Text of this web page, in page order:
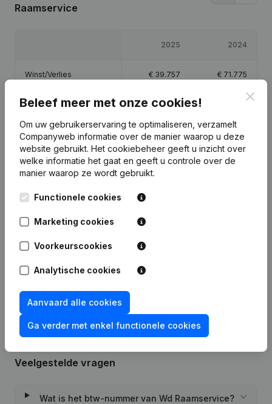
Raamservice
2025 2024
Winst/Verlies € 39.757 € 71.775
Eigen vermogen €114.532
Brutomarge €54.997 € 94.830
Publicaties van Wd Raamservice
Datum Publicatie
Rubriek Oprichting (Nieuwe
enz...)
Veelgestelde vragen
Wat is het btw-nummer van Wd Raamservice?
Beleef meer met onze cookies!
Om uw gebruikerservaring te optimaliseren, verzamelt
Companyweb informatie over de manier waarop u deze
website gebruikt. Het cookiebeheer geeft u inzicht over
welke informatie het gaat en geeft u controle over de
manier waarop ze wordt gebruikt.
Functionele cookies
Marketing cookies
Voorkeurscookies
Analytische cookies
Aanvaard alle cookies
Ga verder met enkel functionele cookies